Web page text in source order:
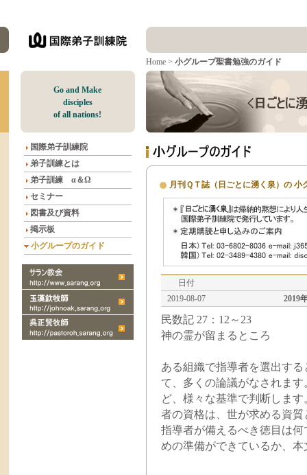
Home > 小グループ聖書勉強のガイド
Go and Make
disciples
of all nations!
国際弟子訓練院
弟子訓練とは
弟子訓練 α＆Ω
セミナー
図書及び資料
掲示板
小グループのガイド
月刊ＱＴ誌（日ごとに湧く泉）の
日付
2019-08-07
2019
民数記 27：12～23
神の霊が留まるところ
ある組織で指導者を選出す
て、多くの論議がなされま
ど、様々な基準で判断しま
者の資格は、世が求める資
指導者が備えるべき徳目は
めの準備ができているか、